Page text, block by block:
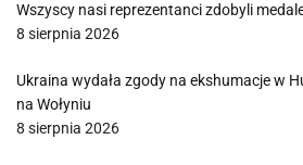
Wszyscy nasi reprezentanci zdobyli
8 sierpnia 2026
Ukraina wydała zgody na ekshumacje w
na Wołyniu
8 sierpnia 2026